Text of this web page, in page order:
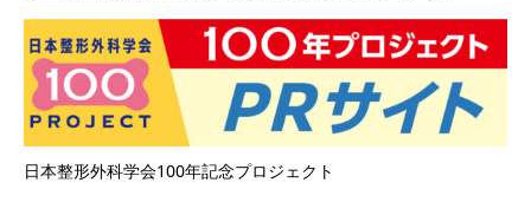
日本整形外科学会100年記念プロジェクト